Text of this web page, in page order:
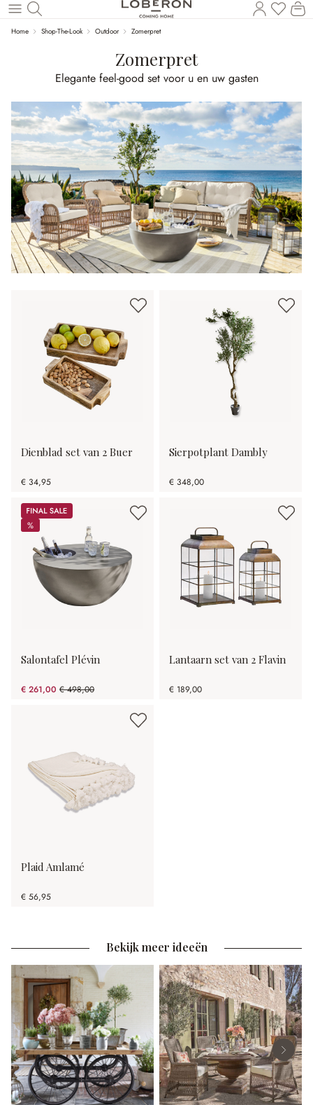
Naar de hoofdinhoud
U
Home Shop-The-Look Outdoor Zomerpret
Zomerpret
Elegante feel-good set voor u en uw gasten
Dienblad set van 2 Buer
€ 34,95
Sierpotplant Dambly
€ 348,00
Sale
%
%
Salontafel Plévin
€ 261,00 € 498,00
(47.59% gespart)
Lantaarn set van 2 Flavin
€ 189,00
Plaid Amlamé
€ 56,95
Bekijk meer ideeën